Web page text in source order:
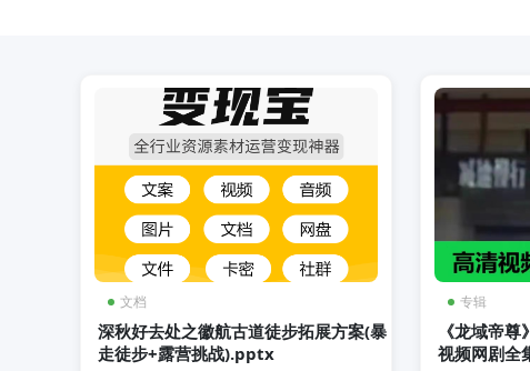
文档
深秋好去处之徽航古道徒步拓展方案(暴
走徒步+露营挑战).pptx
专辑
《龙域帝
视频网剧全